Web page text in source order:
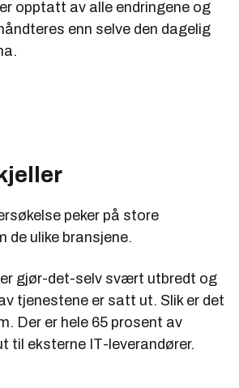
opptatt av alle endringene og
enn selve den dagelig
peker på store
de ulike bransjene.
er gjør-det-selv svært utbredt og
tjenestene er satt ut. Slik er det
Der er hele 65 prosent av
til eksterne IT-leverandører.